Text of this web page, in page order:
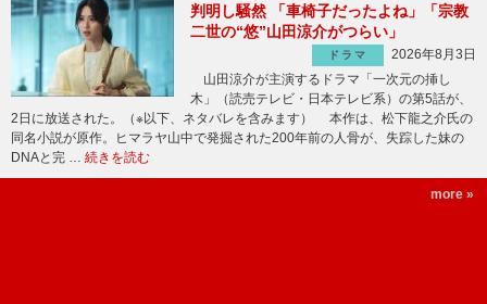
判明し騒然 「車椅子だったよね」「宗教
二世の“悠”山田涼介がつらい」
ドラマ
2026年8月3日
山田涼介が主演するドラマ「一次元の挿し
木」（読売テレビ・日本テレビ系）の第5話が、
2日に放送された。（※以下、ネタバレを含みます） 本作は、松下龍之介氏の
同名小説が原作。ヒマラヤ山中で発掘された200年前の人骨が、失踪した妹の
DNAと完 … 続きを読む
more »